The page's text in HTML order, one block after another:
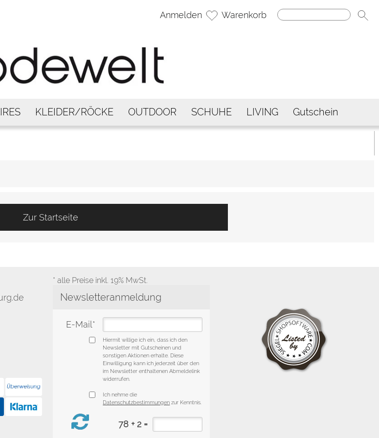
Anmelden Warenkorb
KLEIDER/RÖCKE OUTDOOR SCHUHE LIVING Gutschein
Zur Startseite
* alle Preise inkl. 19% MwSt.